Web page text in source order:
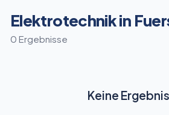
Elektrotechnik in
0 Ergebnisse
Keine